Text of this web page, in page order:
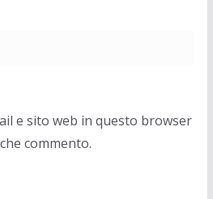
e sito web in questo browser
commento.